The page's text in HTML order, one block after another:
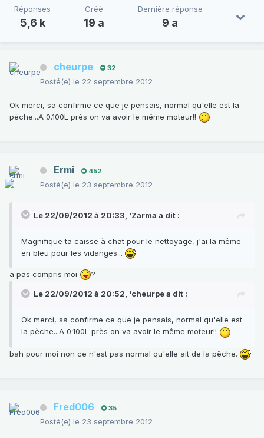
Réponses
5,6 k
Créé
19 a
Dernière réponse
9 a
cheurpe 32
Posté(e) le 22 septembre 2012
Ok merci, sa confirme ce que je pensais, normal qu'elle est la
pèche...A 0.100L près on va avoir le même moteur!!
Ermi 452
Posté(e) le 23 septembre 2012
Le 22/09/2012 à 20:33, 'Zarma a dit :
Magnifique ta caisse à chat pour le nettoyage, j'ai la même
en bleu pour les vidanges...
a pas compris moi ?
Le 22/09/2012 à 20:52, 'cheurpe a dit :
Ok merci, sa confirme ce que je pensais, normal qu'elle est
la pèche...A 0.100L près on va avoir le même moteur!!
bah pour moi non ce n'est pas normal qu'elle ait de la pêche.
Fred006 35
Posté(e) le 23 septembre 2012